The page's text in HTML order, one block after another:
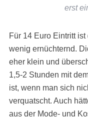
erst
Für 14 Euro Eintritt
wenig ernüchternd.
eher klein und
1,5-2 Stunden mit
ist, wenn man sich
verquatscht. Auch
aus der Mode- und